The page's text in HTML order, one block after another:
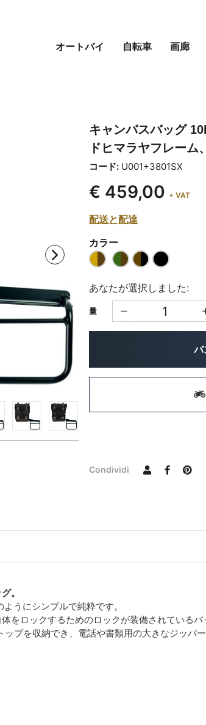
オートバイ 自転車 画廊
キャンバスバッグ
ドヒマラヤフレーム
コード: U001+3801SX
€ 459,00 + VAT
配送と配達
カラー
あなたが選択しました:
量
バ
Condividi
。
うにシンプルで純粋です。
をロックするためのロックが装備されている
プを収納でき、電話や書類用の大きなジッパ